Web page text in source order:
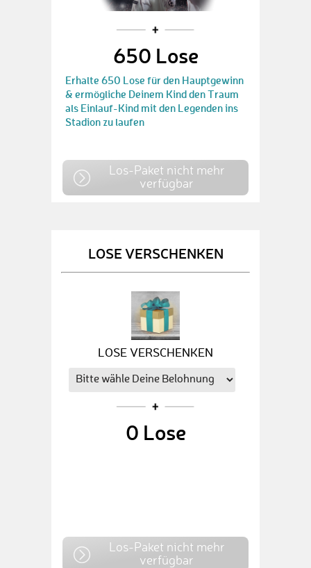
650 Lose
Erhalte 650 Lose für den Hauptgewinn
& ermögliche Deinem Kind den Traum
als Einlauf-Kind mit den Legenden ins
Stadion zu laufen
Los-Paket nicht mehr
verfügbar
LOSE VERSCHENKEN
LOSE VERSCHENKEN
0 Lose
Los-Paket nicht mehr
verfügbar